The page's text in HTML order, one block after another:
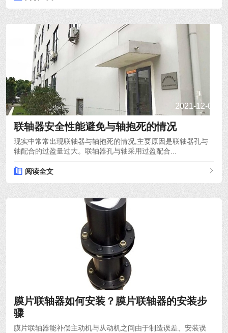
2021-12-08
联轴器安全性能避免与轴抱死的情况
现实中常常出现联轴器与轴抱死的情况,主要原因是联轴器孔与
轴配合的过盈量过大。联轴器孔与轴采用过盈配合...
阅读全文
膜片联轴器如何安装？膜片联轴器的安装步
骤
膜片联轴器能补偿主动机与从动机之间由于制造误差、安装误